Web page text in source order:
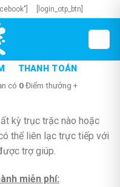
[login_otp_btn]
THANH TOÁN
có 0Điểm thưởng +
kỳ trục trặc nào hoặc
thể liên lạc trực tiếp với
trợ giúp.
miễn phí: